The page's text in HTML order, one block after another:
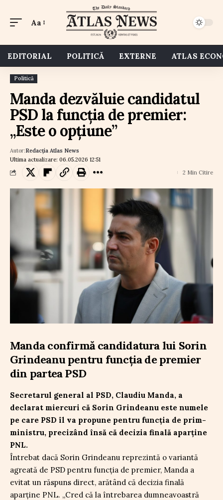
Aa
EDITORIAL POLITICĂ EXTERNE ATLAS
Politică
Manda dezvăluie candidatul
PSD la funcția de premier:
„Este o opțiune”
Ultima actualizare: 06.05.2026 12:51
Autor:Redacția Atlas News
2 Min Citire
Manda confirmă candidatura lui Sorin
Grindeanu pentru funcția de premier
din partea PSD
Secretarul general al PSD, Claudiu Manda, a
declarat miercuri că Sorin Grindeanu este numele
pe care PSD îl va propune pentru funcția de prim-
ministru, precizând însă că decizia finală aparține
PNL.
Întrebat dacă Sorin Grindeanu reprezintă o variantă
agreată de PSD pentru funcția de premier, Manda a
evitat un răspuns direct, arătând că decizia finală
aparține PNL. „Cred că la întrebarea dumneavoastră